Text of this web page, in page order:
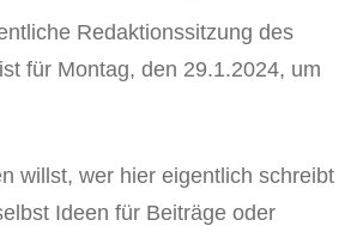
Redaktionssitzung des
für Montag, den 29.1.2024, um
willst, wer hier eigentlich schreibt
Ideen für Beiträge oder